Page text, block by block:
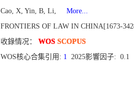
Cao, X, Yin, B, Li,
More...
FRONTIERS OF LAW IN CHINA[1673-
收錄情况： WOS SCOPUS
WOS核心合集引用: 1 2025影響因子: 0.1